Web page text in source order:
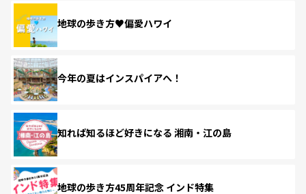
地球の歩き方♥偏愛ハワイ
今年の夏はインスパイアへ！
知れば知るほど好きになる 湘南・江の島
地球の歩き方45周年記念 インド特集